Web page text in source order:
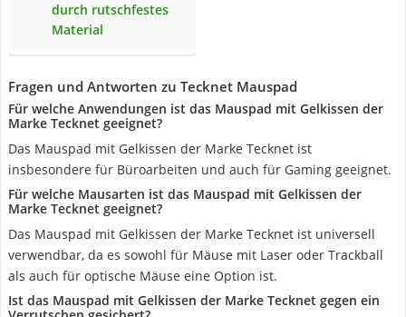
durch rutschfestes
Material
Fragen und Antworten zu Tecknet Mauspad
Für welche Anwendungen ist das Mauspad mit Gelkissen der
Marke Tecknet geeignet?
Das Mauspad mit Gelkissen der Marke Tecknet ist
insbesondere für Büroarbeiten und auch für Gaming geeignet.
Für welche Mausarten ist das Mauspad mit Gelkissen der
Marke Tecknet geeignet?
Das Mauspad mit Gelkissen der Marke Tecknet ist universell
verwendbar, da es sowohl für Mäuse mit Laser oder Trackball
als auch für optische Mäuse eine Option ist.
Ist das Mauspad mit Gelkissen der Marke Tecknet gegen ein